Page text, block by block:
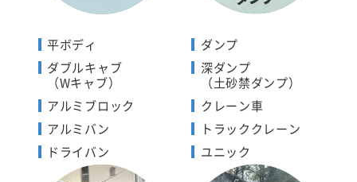
平ボディ
ダブルキャブ
（Wキャブ）
アルミブロック
アルミバン
ドライバン
ダンプ
深ダンプ
（土砂禁ダンプ）
クレーン車
トラッククレーン
ユニック